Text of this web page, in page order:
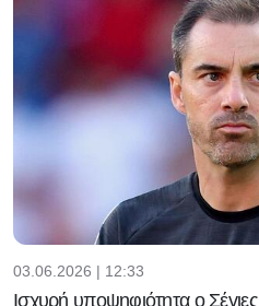
03.06.2026 | 12:33
Ισχυρή υποψηφιότητα ο Σέγιες